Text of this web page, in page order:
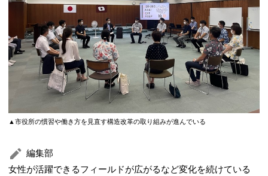
▲市役所の慣習や働き方を見直す構造改革の取り組みが進んでいる
編集部
女性が活躍できるフィールドが広がるなど変化を続けている